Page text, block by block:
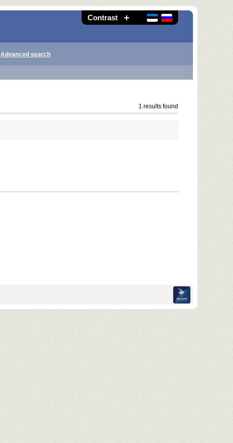
Contrast
Advanced search
1 results found